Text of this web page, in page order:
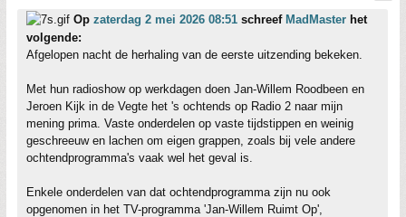
Op zaterdag 2 mei 2026 08:51 schreef MadMaster het
volgende:
Afgelopen nacht de herhaling van de eerste uitzending bekeken.
Met hun radioshow op werkdagen doen Jan-Willem Roodbeen en
Jeroen Kijk in de Vegte het 's ochtends op Radio 2 naar mijn
mening prima. Vaste onderdelen op vaste tijdstippen en weinig
geschreeuw en lachen om eigen grappen, zoals bij vele andere
ochtendprogramma's vaak wel het geval is.
Enkele onderdelen van dat ochtendprogramma zijn nu ook
opgenomen in het TV-programma 'Jan-Willem Ruimt Op',